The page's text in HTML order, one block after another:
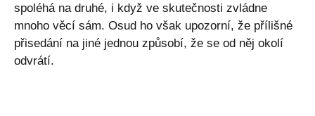
spoléhá na druhé, i když ve skutečnosti zvládne
mnoho věcí sám. Osud ho však upozorní, že přílišné
přisedání na jiné jednou způsobí, že se od něj okolí
odvrátí.